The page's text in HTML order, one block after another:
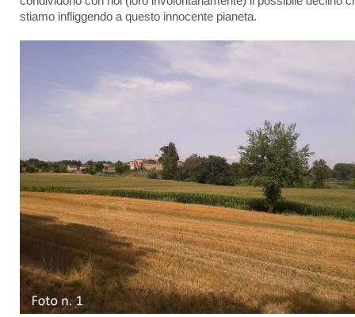
stiamo infliggendo a questo innocente pianeta.